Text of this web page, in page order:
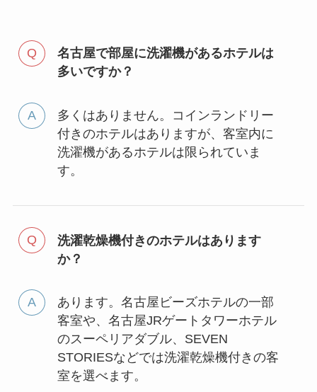
名古屋で部屋に洗濯機があるホテルは
多いですか？
多くはありません。コインランドリー
付きのホテルはありますが、客室内に
洗濯機があるホテルは限られていま
す。
洗濯乾燥機付きのホテルはあります
か？
あります。名古屋ビーズホテルの一部
客室や、名古屋JRゲートタワーホテル
のスーペリアダブル、SEVEN
STORIESなどでは洗濯乾燥機付きの客
室を選べます。